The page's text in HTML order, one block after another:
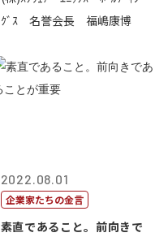
ｸﾞｽ 名誉会長 福嶋康博
2022.08.01
企業家たちの金言
素直であること。前向きで